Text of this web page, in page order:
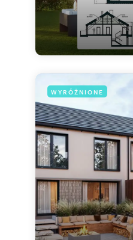
WYRÓŻNIONE